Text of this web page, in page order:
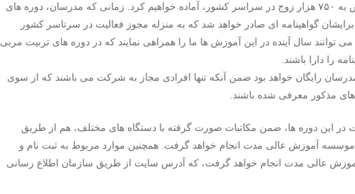
مدرسین کشور، ایشان را برای ادامه آموزش به ۷۵۰ هزار زوج در سراسر کشور، آماده خواهیم کرد. زمانی که مدرسان، دوره های
گواهینامه ای صادر خواهد شد که به منزله مجوز فعالیت در سرتاسر کشور
توانند سال آینده در این آموزش ها ما را همراهی نمایند که در دوره های تربیت مربی
را دارا باشند.
رایگان خواهد بود ضمن آنکه تنها افرادی مجاز به شرکت می باشند که از سوی
مذکور معرفی شده باشند.
این دوره ها، ضمن مکاتبات صورت گرفته با دستگاه های مختلف، هم از طریق
آموزش عالی مدت انجام خواهد گرفت. همچنین موارد مربوط به ثبت نام و
عالی مدت انجام خواهد گرفت، که آدرس سایت از طریق سازمان اطلاع رسانی